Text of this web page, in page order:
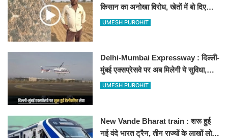
किसान का अनोखा विरोध, खेतों में बो दिए
500-500 रुपए के नोट, वीडियो वायरल
UMESH PUROHIT
Delhi-Mumbai Expressway : दिल्ली-
मुंबई एक्सप्रेसवे पर अब मिलेगी ये सुविधा,
हेलीकॉप्टर सर्विस से तुरंत घायल पहुंचेगा
UMESH PUROHIT
New Vande Bharat train : शरू हुई
नई वंदे भारत ट्रैन, तीन राज्यों के लाखों लोगों